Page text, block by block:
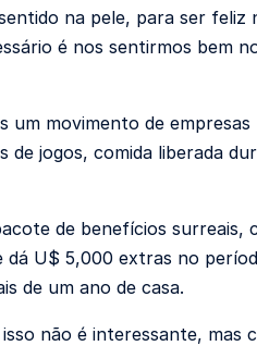
na pele, para ser feliz
é nos sentirmos bem
um movimento de
de jogos, comida liberada
de benefícios surreais,
dá U$ 5,000 extras no
de um ano de casa.
não é interessante, mas